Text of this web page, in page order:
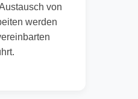
von
werden